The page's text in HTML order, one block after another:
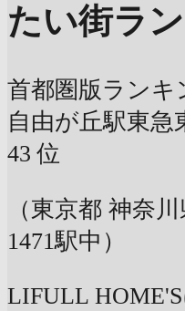
たい街ラ
首都圏版ランキ
自由が丘駅東急
43位
（東京都 神奈
1471駅中）
LIFULL